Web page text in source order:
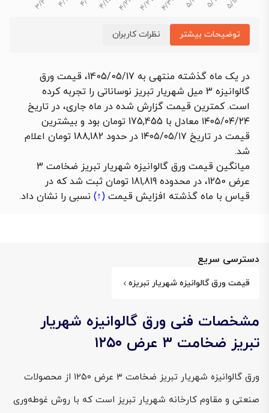
توضیحات بیشتر نظرات کاربران
در یک ماه گذشته منتهی به 1405/05/17، قیمت ورق
گالوانیزه 3 میل شهریار تبریز نوساناتی را تجربه کرده
است. کمترین قیمت گزارش شده در ماه جاری، در تاریخ
۱۴۰۵/۰۴/۲۴ معادل با 175,455 تومان بود و بیشترین
قیمت در تاریخ ۱۴۰۵/۰۵/۱۷ در حدود 188,182 تومان اعلام
شد.
میانگین قیمت ورق گالوانیزه شهریار تبریز ضخامت 3
عرض 1250، در محدوده 181,819 تومان ثبت شد که در
قیاس با ماه گذشته افزایش قیمت (↑) نسبی را نشان داد.
دسترسی سریع
قیمت ورق گالوانیزه شهریار تبریزه
مشخصات فنی ورق گالوانیزه شهریار
تبریز ضخامت ۳ عرض ۱۲۵۰
ورق گالوانیزه شهریار تبریز ضخامت ۳ عرض ۱۲۵۰ از محصولات
صنعتی و مقاوم کارخانه شهریار تبریز است که با روش غوطه‌وری